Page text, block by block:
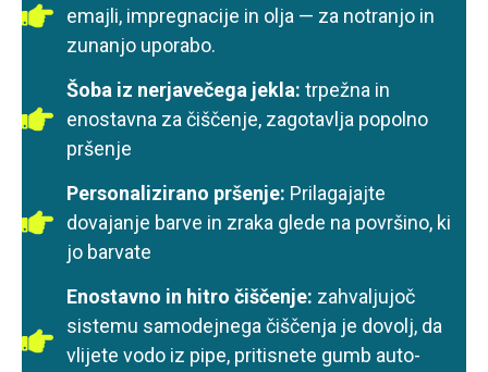
emajli, impregnacije in olja — za notranjo in
zunanjo uporabo.
Šoba iz nerjavečega jekla: trpežna in
enostavna za čiščenje, zagotavlja popolno
pršenje
Personalizirano pršenje: Prilagajajte
dovajanje barve in zraka glede na površino, ki
jo barvate
Enostavno in hitro čiščenje: zahvaljujoč
sistemu samodejnega čiščenja je dovolj, da
vlijete vodo iz pipe, pritisnete gumb auto-